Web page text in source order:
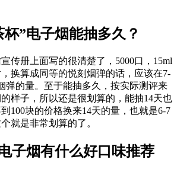
”电子烟能抽多久？
传册上面写的很清楚了，5000口，15ml
换算成同等的悦刻烟弹的话，应该在7-
弹的量。至于能抽多久，按实际测评来
样子，所以还是很划算的，能抽14天也
100块的价格换来14天的量，也就是6-7
就是非常划算的了。
子烟有什么好口味推荐